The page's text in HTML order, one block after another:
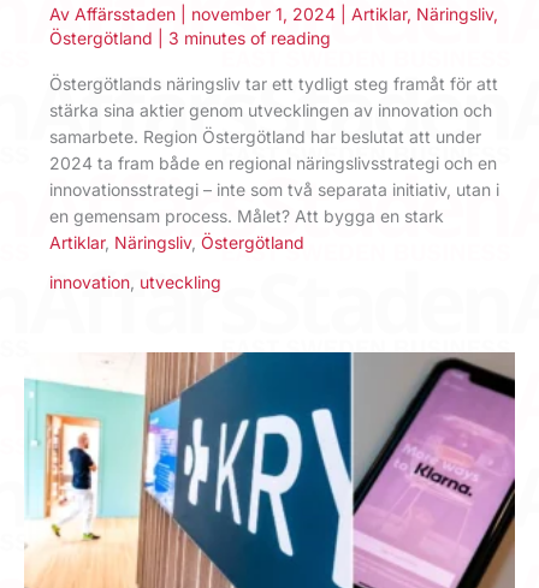
Av Affärsstaden november 1, 2024 Artiklar, Näringsliv,
Östergötland
3 minutes of reading
Östergötlands näringsliv tar ett tydligt steg framåt för att
stärka sina aktier genom utvecklingen av innovation och
samarbete. Region Östergötland har beslutat att under
2024 ta fram både en regional näringslivsstrategi och en
innovationsstrategi – inte som två separata initiativ, utan i
en gemensam process. Målet? Att bygga en stark
Artiklar, Näringsliv, Östergötland
innovation utveckling